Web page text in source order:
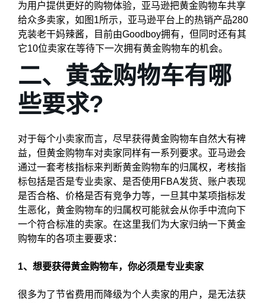
为用户提供更好的购物体验，亚马逊把黄金购物车共享
给众多卖家，如图1所示，亚马逊平台上的热销产品280
克装老干妈辣酱，目前由Goodboy拥有，但同时还有其
它10位卖家在等待下一次拥有黄金购物车的机会。
二、黄金购物车有哪
些要求?
对于每个小卖家而言，尽早获得黄金购物车自然大有裨
益，但黄金购物车对卖家同样有一系列要求。亚马逊会
通过一套考核指标来判断黄金购物车的归属权，考核指
标包括是否是专业卖家、是否使用FBA发货、账户表现
是否合格、价格是否有竞争力等，一旦其中某项指标发
生恶化，黄金购物车的归属权可能就会从你手中流向下
一个符合标准的卖家。在这里我们为大家归纳一下黄金
购物车的各项主要要求：
1、想要获得黄金购物车，你必须是专业卖家
很多为了节省费用而降级为个人卖家的用户，是无法获